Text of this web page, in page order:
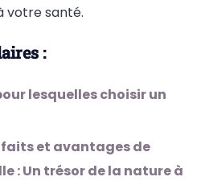
votre santé.
:
lesquelles choisir un
et avantages de
: Un trésor de la nature à